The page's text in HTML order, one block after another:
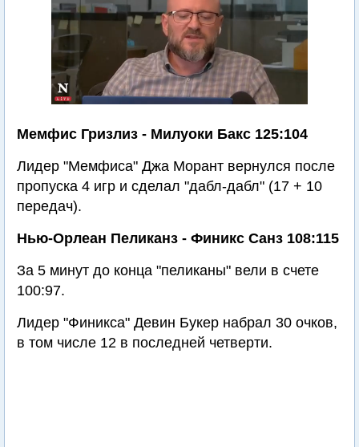
Мемфис Гризлиз - Милуоки Бакс 125:104
Лидер "Мемфиса" Джа Морант вернулся после
пропуска 4 игр и сделал "дабл-дабл" (17 + 10
передач).
Нью-Орлеан Пеликанз - Финикс Санз 108:115
За 5 минут до конца "пеликаны" вели в счете
100:97.
Лидер "Финикса" Девин Букер набрал 30 очков,
в том числе 12 в последней четверти.